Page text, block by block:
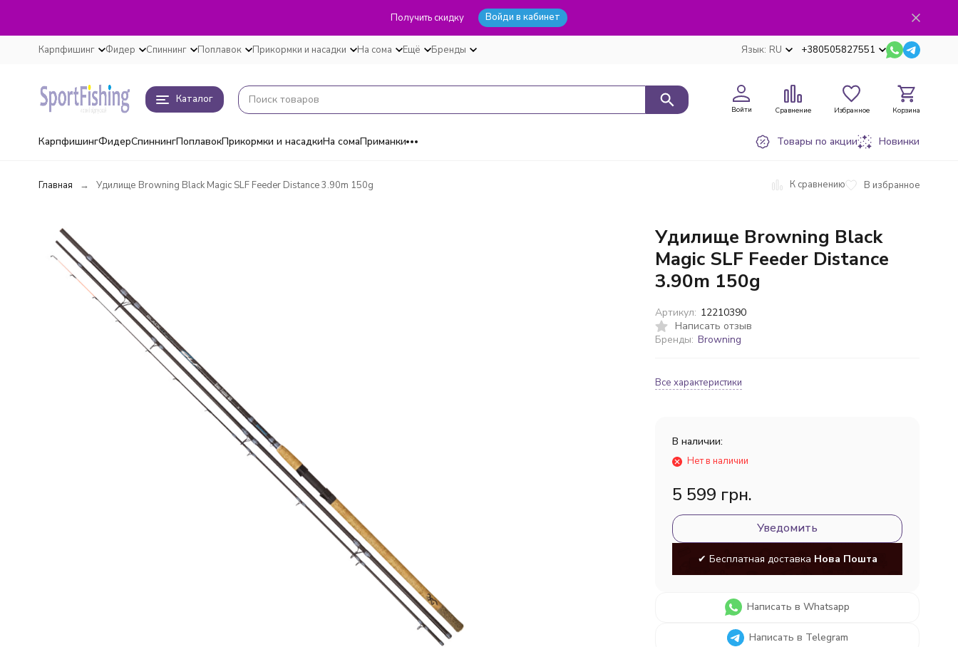
Получить скидку Войди в кабинет
Карпфишинг Фидер Спиннинг Поплавок Прикормки и насадки На сома Ещё Бренды Язык: RU +380505827551
Каталог
Войти Сравнение Избранное Корзина
КарпфишингФидерСпиннингПоплавокПрикормки и насадкиНа сомаПриманки Товары по акции Новинки
Главная Удилище Browning Black Magic SLF Feeder Distance 3.90m 150g К сравнению В избранное
Удилище Browning Black
Magic SLF Feeder Distance
3.90m 150g
Написать отзыв
Бренды: Browning
Артикул: 12210390
Все характеристики
В наличии:
Нет в наличии
5 599 грн.
Уведомить
✔ Бесплатная доставка Нова Пошта
Написать в Whatsapp
Написать в Telegram